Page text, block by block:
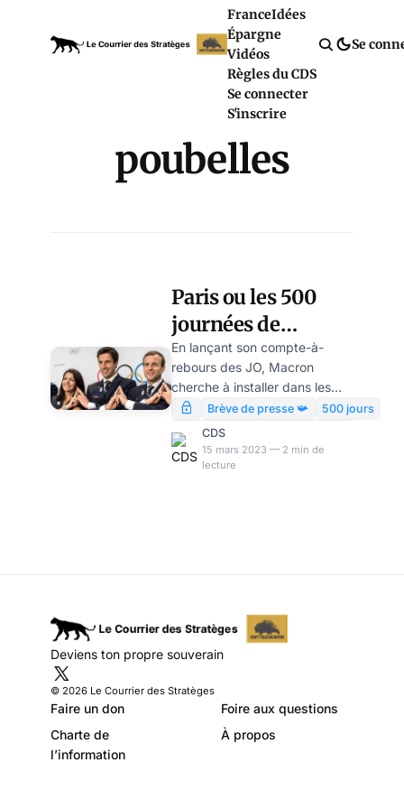
FranceIdées
Épargne
Vidéos
Règles du CDS
Se connecter
S'inscrire
Se
poubelles
Paris ou les 500
journées de
Macron, par
Modeste Schwartz
En lançant son compte-à-
rebours des JO, Macron
cherche à installer dans les
esprits l’idée de plus en plus
saugrenue qu’il sera encore là
à nous pomper l’air dans 500
jours.
Brève de presse 📯
500 jours
CDS
15 mars 2023 — 2 min de
lecture
Deviens ton propre souverain
© 2026 Le Courrier des Stratèges
Faire un don
Foire aux questions
Charte de
l’information
À propos